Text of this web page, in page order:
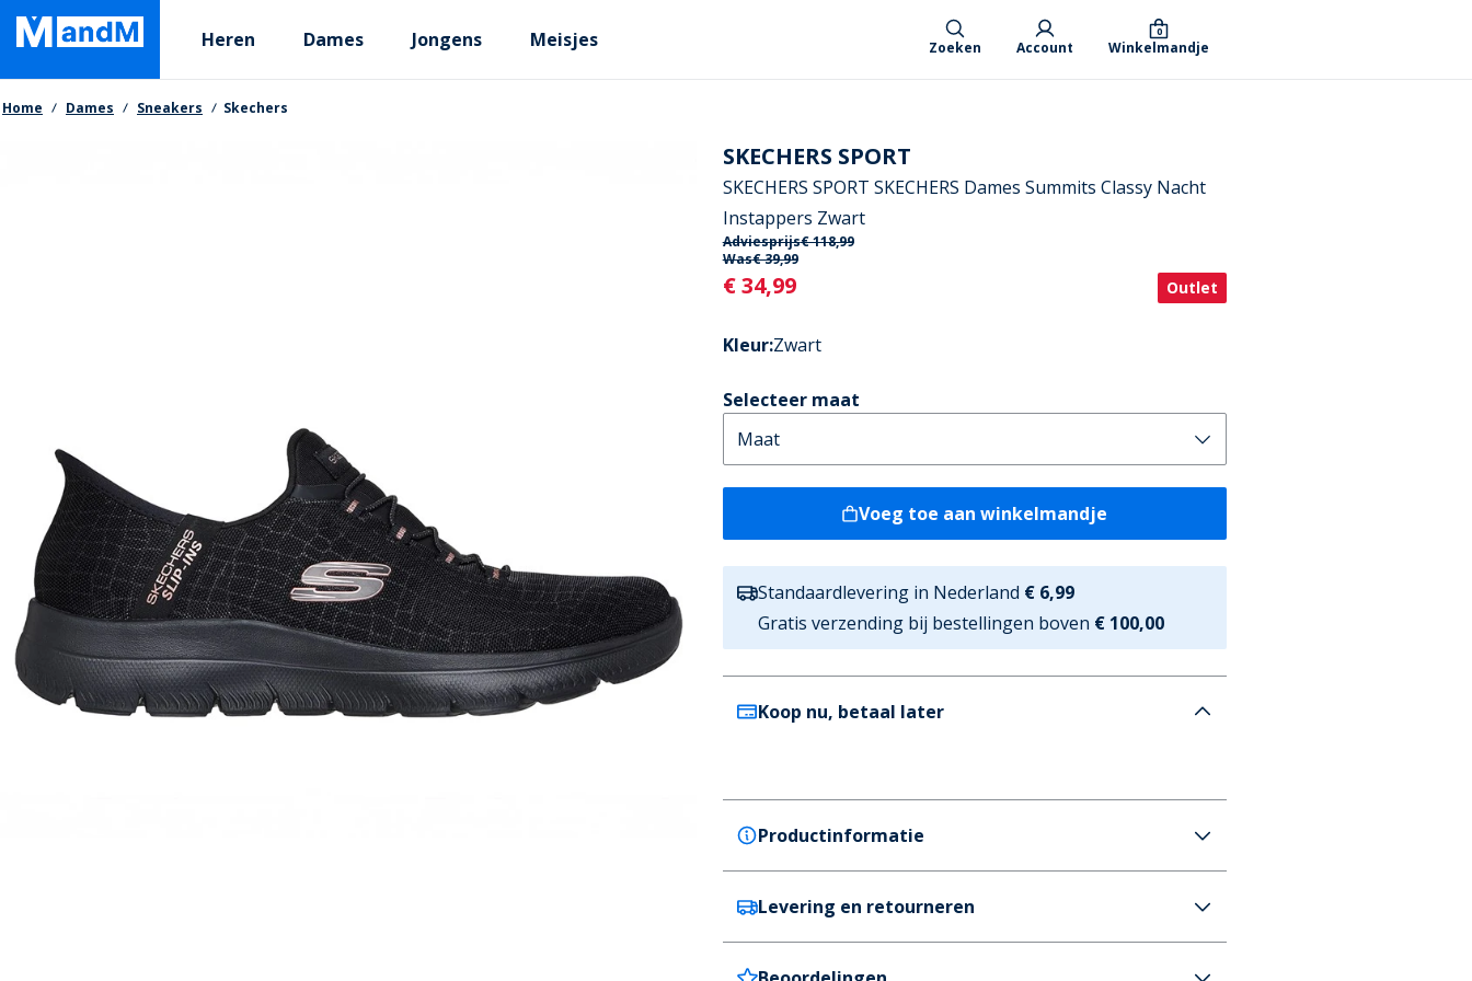
Skip
main
content
Primary departments
Heren Dames Jongens Meisjes Zoeken Account Winkelmandje
0
Kruimelpad
Home Dames Sneakers Skechers
SKECHERS SPORT
SKECHERS SPORT SKECHERS Dames Summits Classy Nacht
Instappers Zwart
Adviesprijs€ 118,99
Was€ 39,99
Current
€ 34,99 Outlet
Kleur:Zwart
Selecteer maat
Voeg toe aan winkelmandje
Standaardlevering in Nederland € 6,99
Gratis verzending bij bestellingen boven € 100,00
Koop nu, betaal later
Productinformatie
SKECHERS SPORT
SKECHERS Dames Summits Classy Nacht Instappers
Zwart
Levering en retourneren